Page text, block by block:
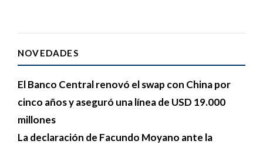
NOVEDADES
El Banco Central renovó el swap con China por
cinco años y aseguró una línea de USD 19.000
millones
La declaración de Facundo Moyano ante la